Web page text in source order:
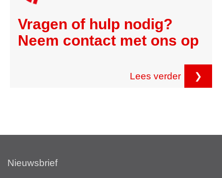
Vragen of hulp nodig?
Neem contact met ons op
Lees verder ❯
Nieuwsbrief